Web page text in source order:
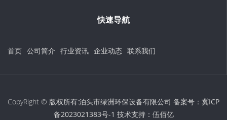
快速导航
首页 公司简介 行业资讯 企业动态 联系我们
CopyRight © 版权所有:泊头市绿洲环保设备有限公司 备案号： 冀ICP
备2023021383号-1 技术支持： 伍佰亿